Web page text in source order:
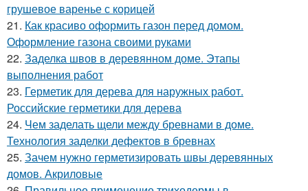
грушевое варенье с корицей
21. Как красиво оформить газон перед домом.
Оформление газона своими руками
22. Заделка швов в деревянном доме. Этапы
выполнения работ
23. Герметик для дерева для наружных работ.
Российские герметики для дерева
24. Чем заделать щели между бревнами в доме.
Технология заделки дефектов в бревнах
25. Зачем нужно герметизировать швы деревянных
домов. Акриловые